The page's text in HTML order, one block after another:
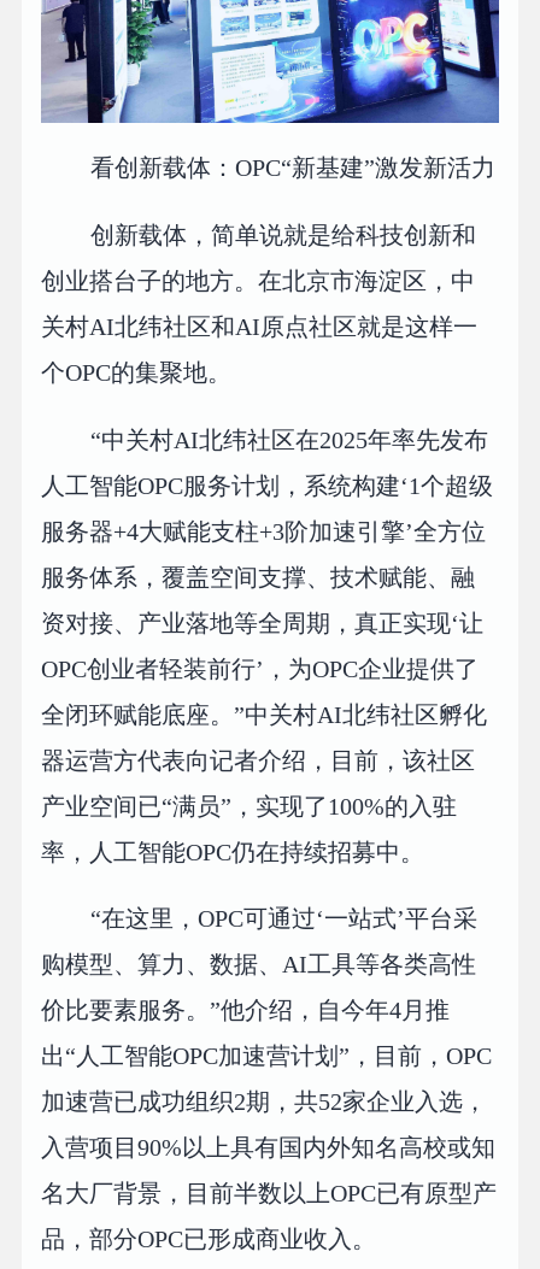
看创新载体：OPC“新基建”激发新活力
创新载体，简单说就是给科技创新和
创业搭台子的地方。在北京市海淀区，中
关村AI北纬社区和AI原点社区就是这样一
个OPC的集聚地。
“中关村AI北纬社区在2025年率先发布
人工智能OPC服务计划，系统构建‘1个超级
服务器+4大赋能支柱+3阶加速引擎’全方位
服务体系，覆盖空间支撑、技术赋能、融
资对接、产业落地等全周期，真正实现‘让
OPC创业者轻装前行’，为OPC企业提供了
全闭环赋能底座。”中关村AI北纬社区孵化
器运营方代表向记者介绍，目前，该社区
产业空间已“满员”，实现了100%的入驻
率，人工智能OPC仍在持续招募中。
“在这里，OPC可通过‘一站式’平台采
购模型、算力、数据、AI工具等各类高性
价比要素服务。”他介绍，自今年4月推
出“人工智能OPC加速营计划”，目前，OPC
加速营已成功组织2期，共52家企业入选，
入营项目90%以上具有国内外知名高校或知
名大厂背景，目前半数以上OPC已有原型产
品，部分OPC已形成商业收入。